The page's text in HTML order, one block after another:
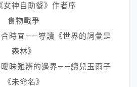
女神自助餐》作者序
食物戰爭
時宜——導讀《世界的詞彙是
森林》
昧難辨的邊界——讀兒玉雨子
《未命名》